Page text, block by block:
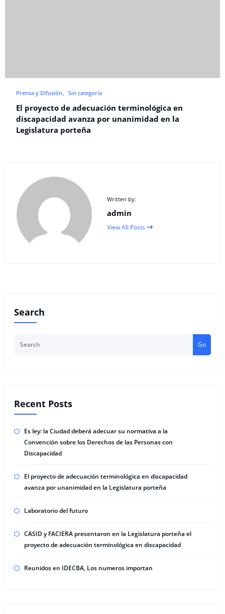
Prensa y Difusión Sin categoría
El proyecto de adecuación terminológica en
discapacidad avanza por unanimidad en la
Legislatura porteña
Written by:
admin
View All Posts
Search
Go
Recent Posts
Es ley: la Ciudad deberá adecuar su normativa a la
Convención sobre los Derechos de las Personas con
Discapacidad
El proyecto de adecuación terminológica en discapacidad
avanza por unanimidad en la Legislatura porteña
Laboratorio del futuro
CASID y FACIERA presentaron en la Legislatura porteña el
proyecto de adecuación terminológica en discapacidad
Reunidos en IDECBA, Los numeros importan